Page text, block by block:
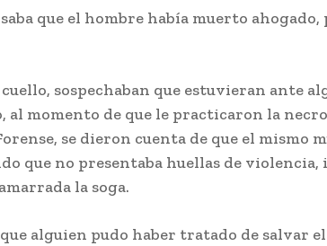
que el hombre había muerto ahogado,
sospechaban que estuvieran ante
al momento de que le practicaron la
se dieron cuenta de que el mismo
que no presentaba huellas de violencia,
la soga.
alguien pudo haber tratado de salvar el